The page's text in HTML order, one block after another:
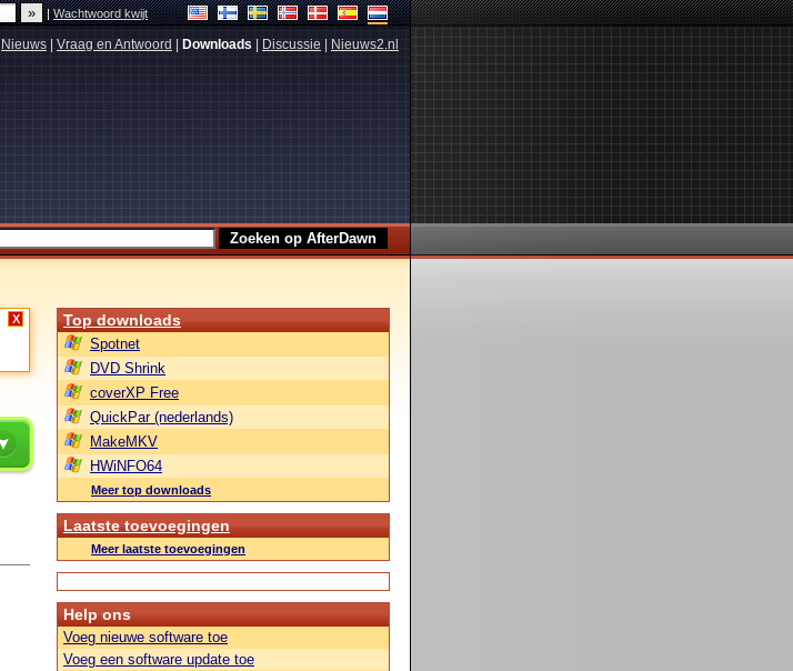
|Wachtwoord kwijt
Nieuws Vraag en Antwoord Downloads Discussie Nieuws2.nl
X Top downloads
Spotnet
DVD Shrink
coverXP Free
QuickPar (nederlands)
MakeMKV
HWiNFO64
Meer top downloads
Laatste toevoegingen
Meer laatste toevoegingen
Help ons
Voeg nieuwe software toe
Voeg een software update toe